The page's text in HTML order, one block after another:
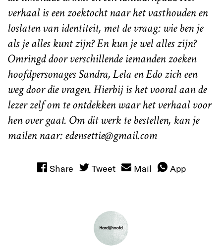
verhaal is een zoektocht naar het vasthouden en
loslaten van identiteit, met de vraag: wie ben je
als je alles kunt zijn? En kun je wel alles zijn?
Omringd door verschillende iemanden zoeken
hoofdpersonages Sandra, Lela en Edo zich een
weg door die vragen. Hierbij is het vooral aan de
lezer zelf om te ontdekken waar het verhaal voor
hen over gaat. Om dit werk te bestellen, kan je
mailen naar: edensettie@gmail.com
Share Tweet Mail App